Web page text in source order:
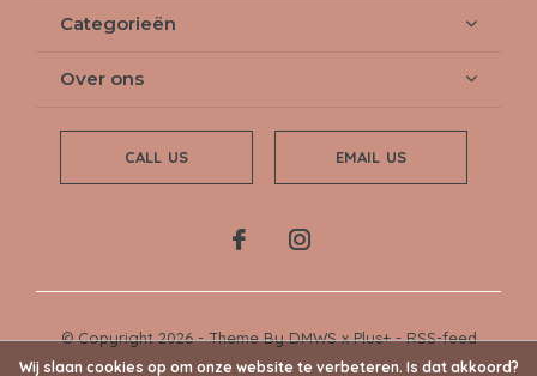
Categorieën
Over ons
CALL US EMAIL US
© Copyright2026- Theme ByDMWSxPlus+-RSS-feed
Wij slaan cookies op om onze website te verbeteren. Is dat akkoord?